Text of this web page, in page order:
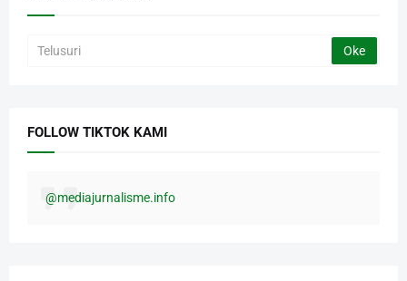
FOLLOW TIKTOK KAMI
@mediajurnalisme.info